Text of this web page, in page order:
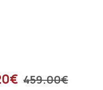
459.00€
€